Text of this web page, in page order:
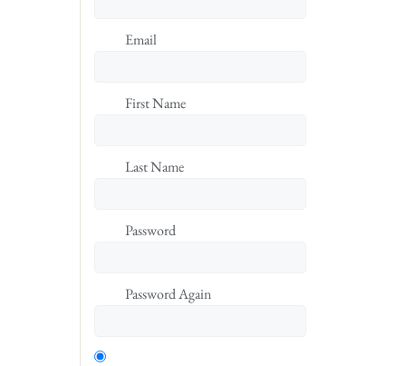
Email
First Name
Last Name
Password
Password Again